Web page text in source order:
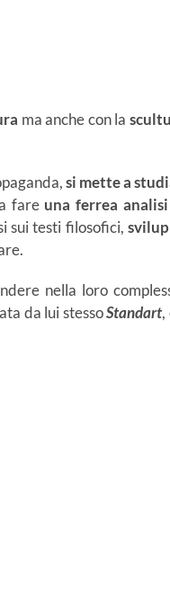
ma anche con la
si mette a
fare una ferrea
sui testi filosofici,
nella loro
da lui stessoStandart,